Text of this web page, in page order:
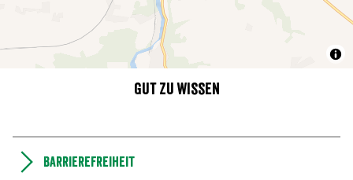
Gut zu wissen
Barrierefreiheit